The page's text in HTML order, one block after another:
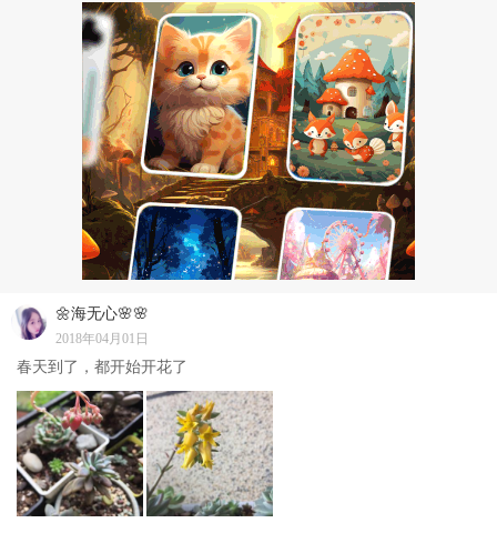
🌼海无心🌸🌸
2018年04月01日
春天到了，都开始开花了